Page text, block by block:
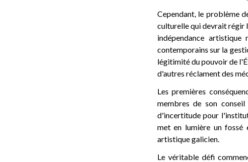
Cependant, le problème
culturelle qui devrait régir
indépendance
contemporains sur la
légitimité du pouvoir de
d'autres réclament des
Les premières
membres de son
d'incertitude pour
met en lumière un
artistique galicien.
Le véritable défi